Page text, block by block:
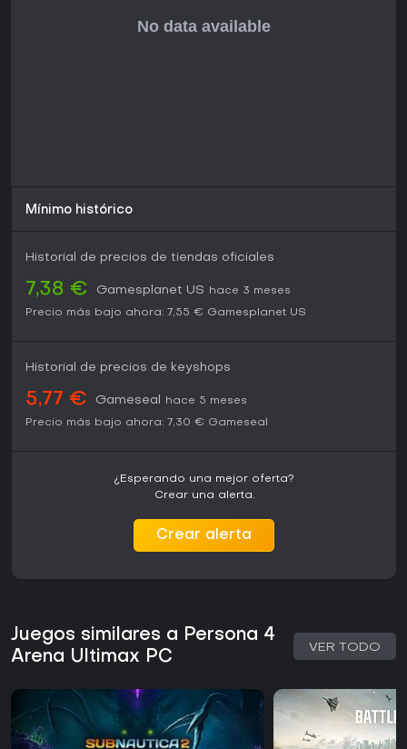
Mínimo histórico
Historial de precios de tiendas oficiales
7,38 € Gamesplanet US
hace 3 meses
Precio más bajo ahora: 7,55 € Gamesplanet US
Historial de precios de keyshops
5,77 € Gameseal
hace 5 meses
Precio más bajo ahora: 7,30 € Gameseal
¿Esperando una mejor oferta?
Crear una alerta.
Crear alerta
Juegos similares a Persona 4
Arena Ultimax PC
VER TODO